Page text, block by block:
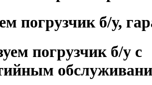
погрузчик б/у,
погрузчик б/у с